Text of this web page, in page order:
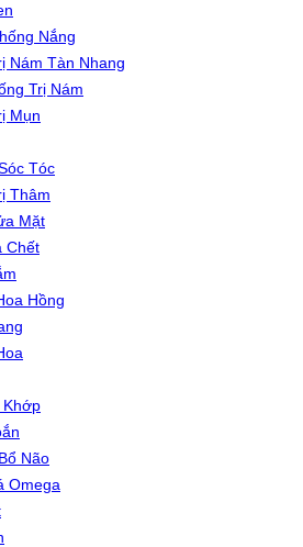
Nắng
Nám Tàn Nhang
Trị Nám
Mụn
Tóc
Thâm
Mặt
Chết
Hồng
Não
Omega